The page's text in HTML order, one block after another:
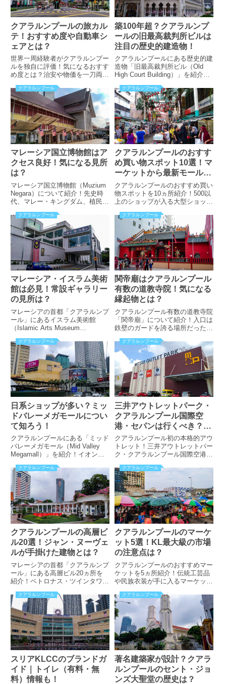
クアラルンプールの旅カル
テ！おすすめ度や自動車シ
ェアとは？
世界一周経験者がクアラルンプー
ルを独自に評価！気になるおすす
め度とは？治安や物価を一刀両
街並みって？美女・イケメン比率
や日本車比率なども紹介。旅行計
画中の人は必見の内容です！
築100年超？クアラルンプ
ールの旧最高裁判所ビルは
注目の歴史的建造物！
クアラルンプールにある歴史的建
造物「旧最高裁判所ビル（Old
High Court Building）」を紹介。
になる完成した年、設計者、様式
とは？人々を魅了する魅力を秘め
た建物です！
クアラルンプール
マレーシア国立博物館はア
クセス良好！気になる見所
は？
マレーシア国立博物館（Muzium
Negara）について紹介！先史時
代、マレー・キングダム、植民地
展開。気になる展示物の見所と
は？日本語ガイドツアーの曜日、
時間なども掲載！
クアラルンプール
クアラルンプールのおすす
め買い物スポット10選！マ
ーケットから最新モールま
で
クアラルンプールのおすすめ買い
物スポットを10ヵ所紹介！500以
上のショップが入る大型ショッピ
まこ石鹸が購入できるマーケット
は？チャイナタウンのメインスト
リートなども掲載！
クアラルンプール
マレーシア・イスラム美術
館は必見！常設ギャラリー
の見所は？
マレーシアの首都「クアラルンプ
ール」にあるイスラム美術館
（Islamic Arts Museum
ャラリーの見所とは？お土産購入
はギフトショップが最適！
クアラルンプール
関帝廟はクアラルンプール
有数の道教寺院！気になる
縁起物とは？
クアラルンプール有数の道教寺院
「関帝廟」について紹介！入口は
鉄壁のガードを誇る場所だった？
は？開館時間や料金、アクセス方
法なども掲載！
クアラルンプール
日系ショップが多い？ミッ
ドバレーメガモールについ
て知ろう！
クアラルンプールにある「ミッド
バレーメガモール（Mid Valley
Megamall）」を紹介！イオンな
のモールだった？！ブランド一覧
やアクセス方法も掲載！
クアラルンプール
三井アウトレットパーク・
クアラルンプール国際空
港・セパンは行くべき？ブ
ランド一覧は？
クアラルンプール初の本格的アウ
トレット！三井アウトレットパー
ク・クアラルンプール国際空港・
は少なめ？ブランド一覧は？アク
セス方法なども掲載！
クアラルンプール
クアラルンプールの高層ビ
ル20選！ジャン・ヌーヴェ
ルが手掛けた建物とは？
マレーシアの首都「クアラルンプ
ール」にある高層ビル20ヵ所を
紹介！ペトロナス・ツインタワー
谷組が手掛けた建物とは？独立広
場から見える特徴的なビルの正体
は？5つ星ホテルが入るビルなど
も掲載しています！
クアラルンプール
クアラルンプールのマーケ
ット5選！KL最大級の市場
の注意点は？
クアラルンプールのおすすめマー
ケットを5ヵ所紹介！伝統工芸品
や民族衣装が手に入るマーケット
べれる屋台街とは？多国籍料理が
食べられるフードトラックパーク
なども掲載！
クアラルンプール
スリアKLCCのブランドガ
イド｜トイレ（有料・無
料）情報も！
クアラルンプール
著名建築家が設計？クアラ
ルンプールのセント・ジョ
ンズ大聖堂の歴史は？